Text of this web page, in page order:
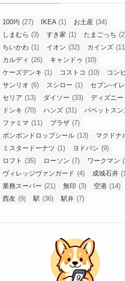
100均 (27) IKEA (1) お土産 (34)
しまむら (3) すき家 (1) たまごっち
ちいかわ (1) イオン (32) カインズ
カルディ (26) キャンドゥ (10)
ケーズデンキ (1) コストコ (10) コン
サンリオ (6) スシロー (1) セブン-イ
セリア (13) ダイソー (33) ディズニー
ドンキ (70) ハンズ (31) パペットスン
ファミマ (11) プラザ (7)
ボンボンドロップシール (13) マクドナ
ミスタードーナツ (1) ヨドバシ (9)
ロフト (35) ローソン (7) ワークマン
ヴィレッジヴァンガード (4) 成城石井
業務スーパー (21) 無印 (3) 空港 (14)
西友 (9) 駅 (36) 駅弁 (7)